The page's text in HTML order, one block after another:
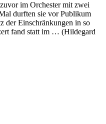
im Orchester mit zwei
durften sie vor Publikum
der Einschränkungen in so
fand statt im … (Hildegard